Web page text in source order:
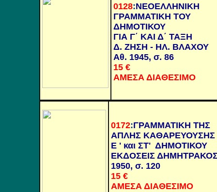
0128:ΝΕΟΕΛΛΗΝΙΚΗ
ΓΡΑΜΜΑΤΙΚΗ ΤΟΥ
ΔΗΜΟΤΙΚΟΥ
ΓΙΑ Γ΄ ΚΑΙ Δ΄ ΤΑΞΗ
Δ. ΖΗΣΗ - ΗΛ. ΒΛΑΧΟΥ
Αθ. 1945, σ. 86
15€
ΑΜΕΣΑ ΔΙΑΘΕΣΙΜΟ
0172:ΓΡΑΜΜΑΤΙΚΗ ΤΗΣ
ΑΠΛΗΣ ΚΑΘΑΡΕΥΟΥΣΗΣ
Ε ' και ΣΤ' ΔΗΜΟΤΙΚΟΥ
ΕΚΔΟΣΕΙΣ
1950, σ. 120
15€
ΑΜΕΣΑ ΔΙΑΘΕΣΙΜΟ